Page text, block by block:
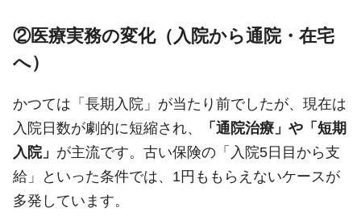
②医療実務の変化（入院から通院・在宅
へ）
かつては「長期入院」が当たり前でしたが、現在は
入院日数が劇的に短縮され、
「通院治療」や「短期
入院」 が主流です。古い保険の「入院5日目から支
給」といった条件では、1円ももらえないケースが
多発しています。